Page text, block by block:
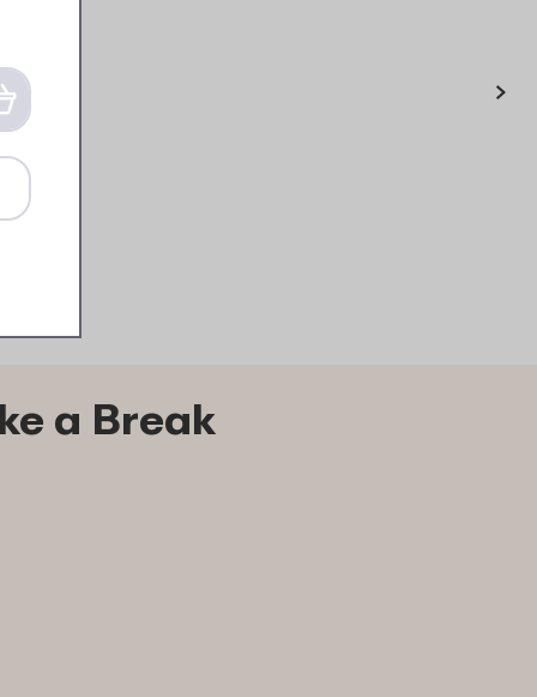
(bento)
a Break
- grijs
›
a Break